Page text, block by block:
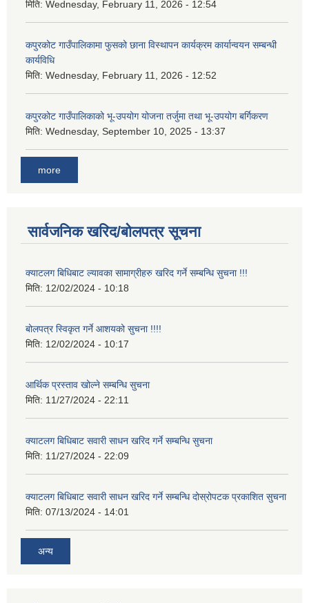
मिति: Wednesday, February 11, 2026 - 12:54
कपुरकोट गाउँपालिकामा फुसको छाना विस्थापन कार्यक्रम कार्यान्वयन सम्बन्धी
कार्यविधि
मिति: Wednesday, February 11, 2026 - 12:52
कपुरकोट गाउँपालिकाको भू-उपयोग योजना तर्जुमा तथा भू-उपयोग बर्गिकरण
मिति: Wednesday, September 10, 2025 - 13:37
more
सार्वजनिक खरिद/बोलपत्र सूचना
क्याटलग बिधिबाट ल्यावका सामाग्रीहरु खरिद गर्ने सम्बन्धि सुचना !!!
मिति: 12/02/2024 - 10:18
बोलपत्र स्विकृत गर्ने आशयको सुचना !!!!
मिति: 12/02/2024 - 10:17
आर्थिक प्रस्ताव खोल्ने सम्बन्धि सुचना
मिति: 11/27/2024 - 22:11
क्याटलग बिधिबाट सवारी साधन खरिद गर्ने सम्बन्धि सुचना
मिति: 11/27/2024 - 22:09
क्याटलग बिधिबाट सवारी साधन खरिद गर्ने सम्बन्धि दोस्रोपटक प्रकाशित सुचना
मिति: 07/13/2024 - 14:01
अन्य